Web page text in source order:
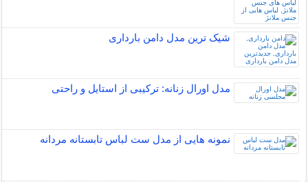
شیک ترین مدل دامن بارداری
مدل اورال زنانه: ترکیبی از استایل و راحتی
نمونه هایی از مدل ست لباس تابستانه مردانه